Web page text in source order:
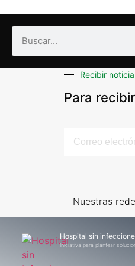
Recibir
Para
Nuestras
Hospital sin
Iniciativa para plantear